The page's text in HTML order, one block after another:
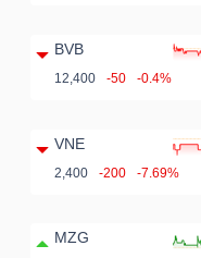
BVB
12,400 -50 -0.4%
VNE
2,400 -200 -7.69%
MZG